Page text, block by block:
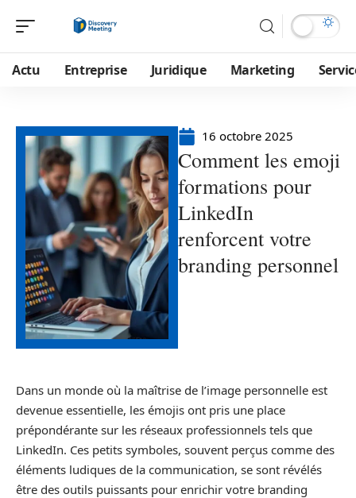
Actu Entreprise Juridique Marketing
16 octobre 2025
Comment les emoji
formations pour
LinkedIn
renforcent votre
branding personnel
Dans un monde où la maîtrise de l’image personnelle est
devenue essentielle, les émojis ont pris une place
prépondérante sur les réseaux professionnels tels que
LinkedIn. Ces petits symboles, souvent perçus comme des
éléments ludiques de la communication, se sont révélés
être des outils puissants pour enrichir votre branding